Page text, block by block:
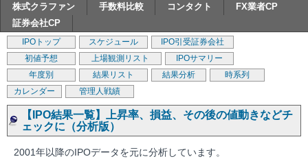
株式クラファン
手数料比較 コンタクト
FX業者CP
証券会社CP
IPOトップ スケジュール
IPO引受証券会社
初値予想
上場観測リスト
IPOサマリー
年度別
結果リスト 結果分析
時系列
カレンダー
管理人戦績
【IPO結果一覧】上昇率、損益、その後の値動きなどチ
ェックに（分析版）
2001年以降のIPOデータを元に分析しています。